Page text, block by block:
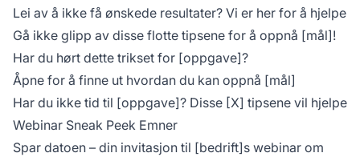
Lei av å ikke få ønskede resultater? Vi er her for å hjelpe
Gå ikke glipp av disse flotte tipsene for å oppnå [mål]!
Har du hørt dette trikset for [oppgave]?
Åpne for å finne ut hvordan du kan oppnå [mål]
Har du ikke tid til [oppgave]? Disse [X] tipsene vil hjelpe
Webinar Sneak Peek Emner
Spar datoen – din invitasjon til [bedrift]s webinar om